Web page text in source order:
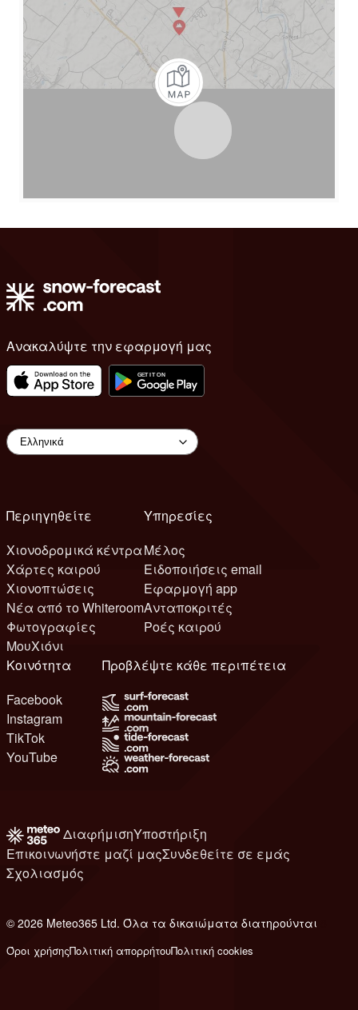
Ανακαλύψτε την εφαρμογή μας
Περιηγηθείτε
Χιονοδρομικά κέντρα
Χάρτες καιρού
Χιονοπτώσεις
Νέα από το Whiteroom
Φωτογραφίες
ΜουΧιόνι
Υπηρεσίες
Μέλος
Ειδοποιήσεις email
Εφαρμογή app
Ανταποκριτές
Ροές καιρού
Κοινότητα
Facebook
Instagram
TikTok
YouTube
Προβλέψτε κάθε περιπέτεια
ΔιαφήμισηΥποστήριξη
Επικοινωνήστε μαζί μαςΣυνδεθείτε σε εμάς
Σχολιασμός
© 2026 Meteo365 Ltd. Όλα τα δικαιώματα διατηρούνται
Όροι χρήσηςΠολιτική απορρήτουΠολιτική cookies